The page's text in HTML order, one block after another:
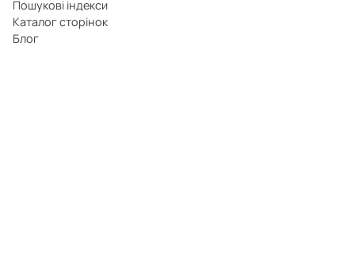
Пошукові індекси
Каталог сторінок
Блог